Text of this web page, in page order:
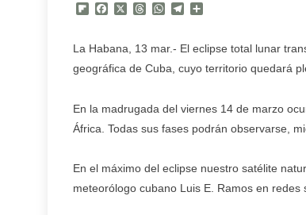
Flipboard
FacebookThreadsWhatsApp
Telegram
La Habana, 13 mar.- El eclipse total lunar
geográfica de Cuba, cuyo territorio quedará
En la madrugada del viernes 14 de marzo
África. Todas sus fases podrán observarse,
En el máximo del eclipse nuestro satélite
meteorólogo cubano Luis E. Ramos en redes